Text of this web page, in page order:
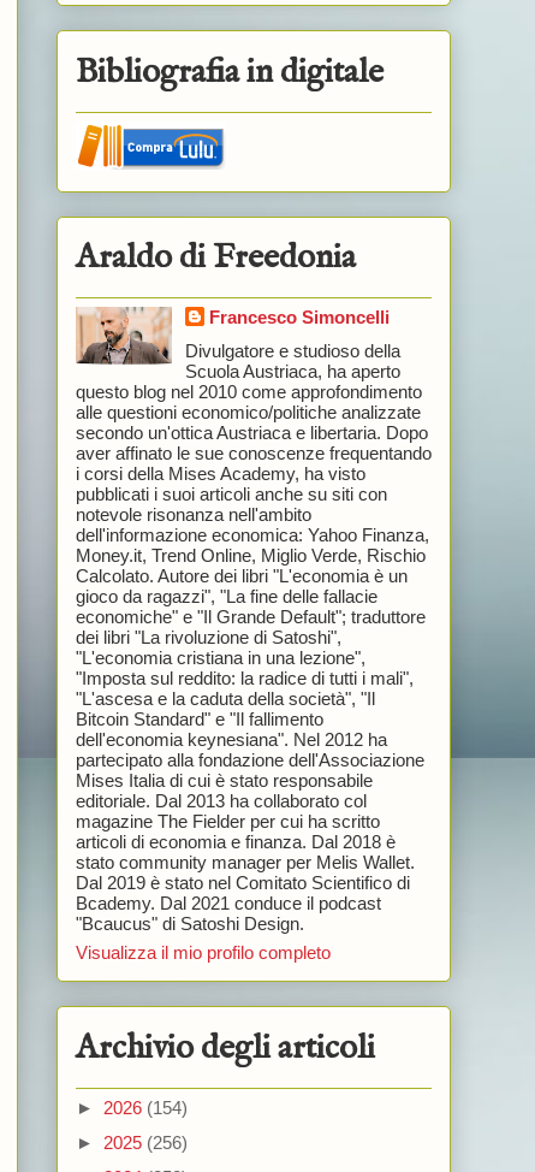
Bibliografia in digitale
Araldo di Freedonia
Francesco Simoncelli
Divulgatore e studioso della
Scuola Austriaca, ha aperto
questo blog nel 2010 come approfondimento
alle questioni economico/politiche analizzate
secondo un'ottica Austriaca e libertaria. Dopo
aver affinato le sue conoscenze frequentando
i corsi della Mises Academy, ha visto
pubblicati i suoi articoli anche su siti con
notevole risonanza nell'ambito
dell'informazione economica: Yahoo Finanza,
Money.it, Trend Online, Miglio Verde, Rischio
Calcolato. Autore dei libri "L'economia è un
gioco da ragazzi", "La fine delle fallacie
economiche" e "Il Grande Default"; traduttore
dei libri "La rivoluzione di Satoshi",
"L'economia cristiana in una lezione",
"Imposta sul reddito: la radice di tutti i mali",
"L'ascesa e la caduta della società", "Il
Bitcoin Standard" e "Il fallimento
dell'economia keynesiana". Nel 2012 ha
partecipato alla fondazione dell'Associazione
Mises Italia di cui è stato responsabile
editoriale. Dal 2013 ha collaborato col
magazine The Fielder per cui ha scritto
articoli di economia e finanza. Dal 2018 è
stato community manager per Melis Wallet.
Dal 2019 è stato nel Comitato Scientifico di
Bcademy. Dal 2021 conduce il podcast
"Bcaucus" di Satoshi Design.
Visualizza il mio profilo completo
Archivio degli articoli
► 2026 (154)
► 2025 (256)